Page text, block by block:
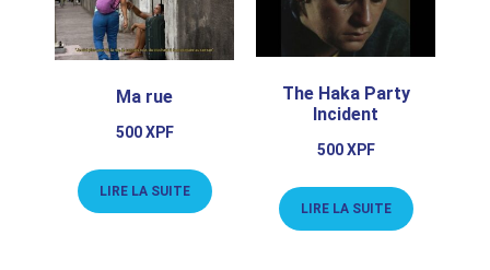
Ma rue
500XPF
LIRE LA SUITE
The Haka Party
Incident
500XPF
LIRE LA SUITE